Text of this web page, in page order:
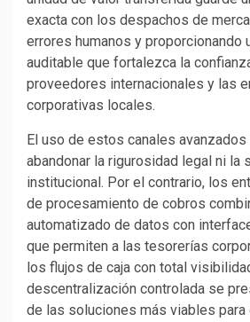
exacta con los despachos de
errores humanos y proporcionando
auditable que fortalezca la
proveedores internacionales y las
corporativas locales.
El uso de estos canales
abandonar la rigurosidad legal ni la
institucional. Por el contrario, los
de procesamiento de cobros
automatizado de datos con
que permiten a las tesorerías
los flujos de caja con total
descentralización controlada se
de las soluciones más viables para